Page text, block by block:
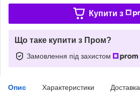
Купити з
Що таке купити з Пром?
Замовлення під захистом
Опис Характеристики Доставка